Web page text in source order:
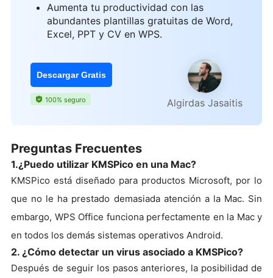
Aumenta tu productividad con las
abundantes plantillas gratuitas de Word,
Excel, PPT y CV en WPS.
Descargar Gratis
100% seguro Algirdas Jasaitis
Preguntas Frecuentes
1.¿Puedo utilizar KMSPico en una Mac?
KMSPico está diseñado para productos Microsoft, por lo
que no le ha prestado demasiada atención a la Mac. Sin
embargo, WPS Office funciona perfectamente en la Mac y
en todos los demás sistemas operativos Android.
2. ¿Cómo detectar un virus asociado a KMSPico?
Después de seguir los pasos anteriores, la posibilidad de